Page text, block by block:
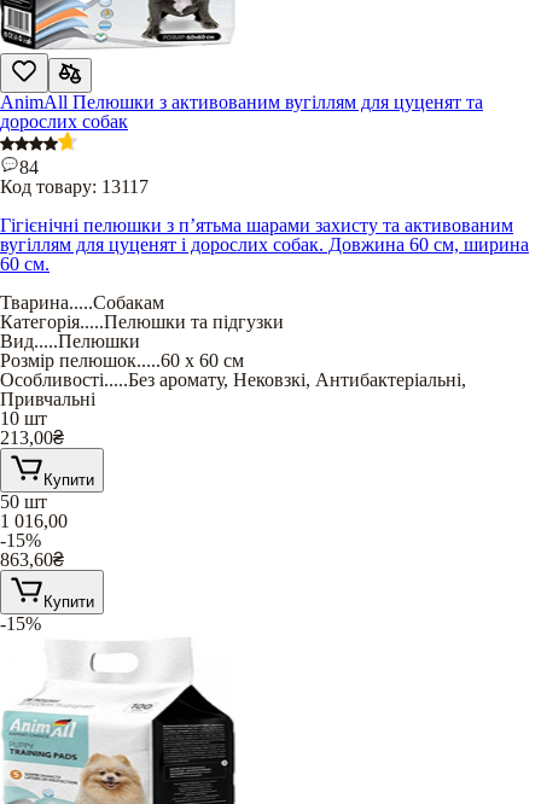
AnimAll Пелюшки з активованим вугіллям для цуценят та
дорослих собак
84
Код товару: 13117
Гігієнічні пелюшки з п’ятьма шарами захисту та активованим
вугіллям для цуценят і дорослих собак. Довжина 60 см, ширина
60 см.
Тварина.....Собакам
Категорія.....Пелюшки та підгузки
Вид.....Пелюшки
Розмір пелюшок.....60 х 60 см
Особливості.....Без аромату, Нековзкі, Антибактеріальні,
Привчальні
10 шт
213,00₴
Купити
50 шт
1 016,00
-15%
863,60₴
Купити
-15%